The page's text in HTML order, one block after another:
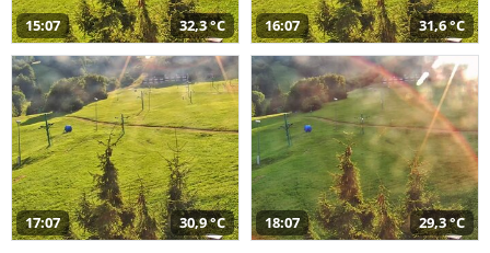
15:07 32,3 °C 16:07 31,6 °C
17:07 30,9 °C 18:07 29,3 °C